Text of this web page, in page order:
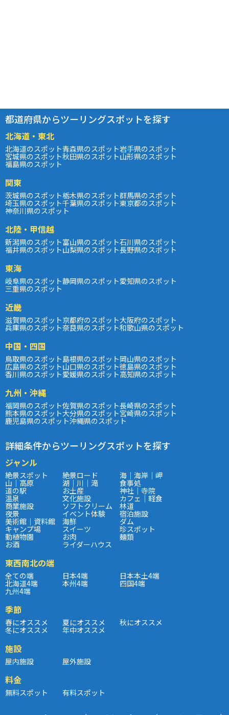
都道府県からツーリングスポットを探す
北海道・東北
北海道のスポット青森県のスポット岩手県のスポット
宮城県のスポット秋田県のスポット山形県のスポット
福島県のスポット
関東
茨城県のスポット栃木県のスポット群馬県のスポット
埼玉県のスポット千葉県のスポット東京都のスポット
神奈川県のスポット
北陸・甲信越
新潟県のスポット富山県のスポット石川県のスポット
福井県のスポット山梨県のスポット長野県のスポット
東海
岐阜県のスポット静岡県のスポット愛知県のスポット
三重県のスポット
近畿
滋賀県のスポット京都府のスポット大阪府のスポット
兵庫県のスポット奈良県のスポット和歌山県のスポット
中国・四国
鳥取県のスポット島根県のスポット岡山県のスポット
広島県のスポット山口県のスポット徳島県のスポット
香川県のスポット愛媛県のスポット高知県のスポット
九州・沖縄
福岡県のスポット佐賀県のスポット長崎県のスポット
熊本県のスポット大分県のスポット宮崎県のスポット
鹿児島県のスポット沖縄県のスポット
詳細条件からツーリングスポットを探す
ジャンル
絶景スポット 絶景ロード 海｜海岸｜岬
山｜高原 湖｜川｜滝 食事処
道の駅 お土産 神社｜寺院
温泉 文化施設 カフェ｜軽食
商業施設 ソフトクリーム 林道
夜景 イベント体験 宿泊施設
美術館｜資料館 海鮮 ダム
キャンプ場 スイーツ 珍スポット
動植物園 お肉 麺類
お酒 ライダーハウス
東西南北の端
全ての端 日本4端 日本本土4端
北海道4端 本州4端 四国4端
九州4端
季節
春にオススメ 夏にオススメ 秋にオススメ
冬にオススメ 年中オススメ
施設
屋内施設 屋外施設
料金
無料スポット 有料スポット